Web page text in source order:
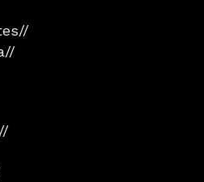
//
//
//